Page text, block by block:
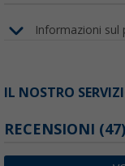
Informazioni sul
IL NOSTRO
RECENSIONI (47)